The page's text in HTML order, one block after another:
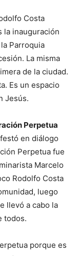
Costa
la inauguración
Parroquia
La misma
de la ciudad.
Es un espacio
Jesús.
Perpetua
en diálogo
Perpetua fue
Marcelo
Rodolfo Costa
luego
llevó a cabo la
todos.
porque es